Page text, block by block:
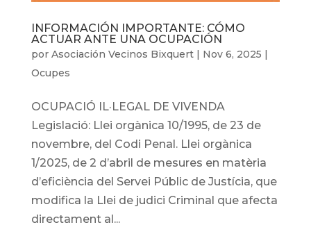
INFORMACIÓN IMPORTANTE: CÓMO
ACTUAR ANTE UNA OCUPACIÓN
por Asociación Vecinos Bixquert| Nov 6, 2025 |
Ocupes
OCUPACIÓ IL·LEGAL DE VIVENDA
Legislació: Llei orgànica 10/1995, de 23 de
novembre, del Codi Penal. Llei orgànica
1/2025, de 2 d’abril de mesures en matèria
d’eficiència del Servei Públic de Justícia, que
modifica la Llei de judici Criminal que afecta
directament al...